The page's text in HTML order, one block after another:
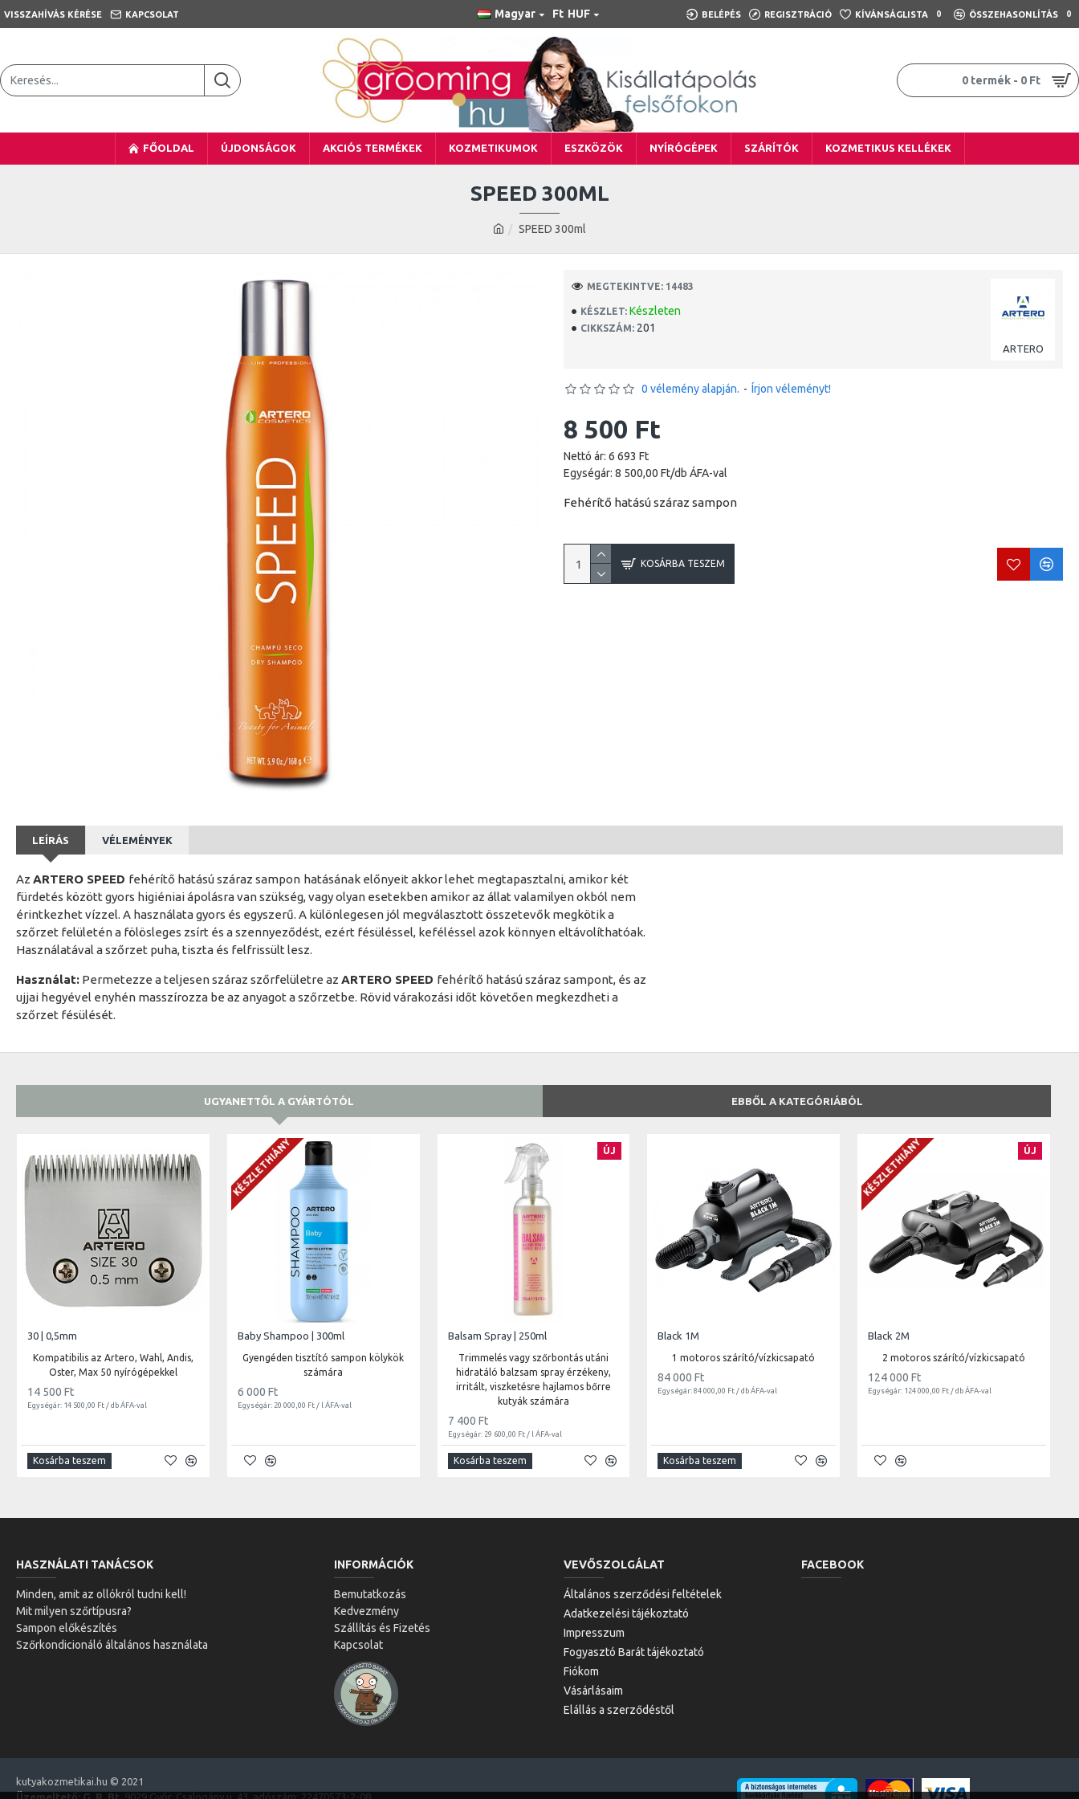
VISSZAHÍVÁS KÉRÉSE KAPCSOLAT Magyar Ft HUF BELÉPÉS REGISZTRÁCIÓ KÍVÁNSÁGLISTA 0 ÖSSZEHASONLÍTÁS 0
0 termék - 0 Ft
FŐOLDAL ÚJDONSÁGOK AKCIÓS TERMÉKEK KOZMETIKUMOK ESZKÖZÖK NYÍRÓGÉPEK SZÁRÍTÓK KOZMETIKUS KELLÉKEK
SPEED 300ml
SPEED 300ML
KÉSZLET: Készleten
CIKKSZÁM: 201
ARTERO
MEGTEKINTVE: 14483
0 vélemény alapján. - Írjon véleményt!
8 500 Ft
Nettó ár: 6 693 Ft
Egységár: 8 500,00 Ft/db ÁFA-val
Fehérítő hatású száraz sampon
KOSÁRBA TESZEM
LEÍRÁS VÉLEMÉNYEK
Az ARTERO SPEED fehérítő hatású száraz sampon hatásának előnyeit akkor lehet megtapasztalni, amikor két
fürdetés között gyors higiéniai ápolásra van szükség, vagy olyan esetekben amikor az állat valamilyen okból nem
érintkezhet vízzel. A használata gyors és egyszerű. A különlegesen jól megválasztott összetevők megkötik a
szőrzet felületén a fölösleges zsírt és a szennyeződést, ezért fésüléssel, keféléssel azok könnyen eltávolíthatóak.
Használatával a szőrzet puha, tiszta és felfrissült lesz.
Használat: Permetezze a teljesen száraz szőrfelületre az ARTERO SPEED fehérítő hatású száraz sampont, és az
ujjai hegyével enyhén masszírozza be az anyagot a szőrzetbe. Rövid várakozási időt követően megkezdheti a
szőrzet fésülését.
UGYANETTŐL A GYÁRTÓTÓL EBBŐL A KATEGÓRIÁBÓL
30 | 0,5mm
Kompatibilis az Artero, Wahl, Andis,
Oster, Max 50 nyírógépekkel
14 500 Ft
Egységár: 14 500,00 Ft / db ÁFA-val
Kosárba teszem
KÉSZLETHIÁNY
Baby Shampoo | 300ml
Gyengéden tisztító sampon kölykök
számára
6 000 Ft
Egységár: 20 000,00 Ft / l ÁFA-val
ÚJ
Balsam Spray | 250ml
Trimmelés vagy szőrbontás utáni
hidratáló balzsam spray érzékeny,
irritált, viszketésre hajlamos bőrre
kutyák számára
7 400 Ft
Egységár: 29 600,00 Ft / l ÁFA-val
Kosárba teszem
Black 1M
1 motoros szárító/vízkicsapató
84 000 Ft
Egységár: 84 000,00 Ft / db ÁFA-val
Kosárba teszem
ÚJ
KÉSZLETHIÁNY
Black 2M
2 motoros szárító/vízkicsapató
124 000 Ft
Egységár: 124 000,00 Ft / db ÁFA-val
HASZNÁLATI TANÁCSOK
Minden, amit az ollókról tudni kell!
Mit milyen szőrtípusra?
Sampon előkészítés
Szőrkondicionáló általános használata
INFORMÁCIÓK
Bemutatkozás
Kedvezmény
Szállítás és Fizetés
Kapcsolat
VEVŐSZOLGÁLAT
Általános szerződési feltételek
Adatkezelési tájékoztató
Impresszum
Fogyasztó Barát tájékoztató
Fiókom
Vásárlásaim
Elállás a szerződéstől
FACEBOOK
kutyakozmetikai.hu © 2021
Üzemeltető: G. R. Bt. 9029 Győr, Csalogány u. 43. adószám: 22470573-2-08